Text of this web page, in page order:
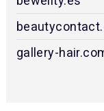
gallery-